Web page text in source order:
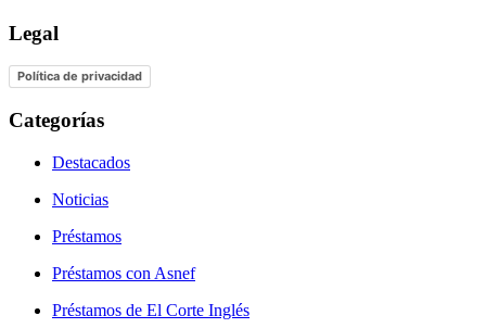
Legal
Política de privacidad
Categorías
Destacados
Noticias
Préstamos
Préstamos con Asnef
Préstamos de El Corte Inglés